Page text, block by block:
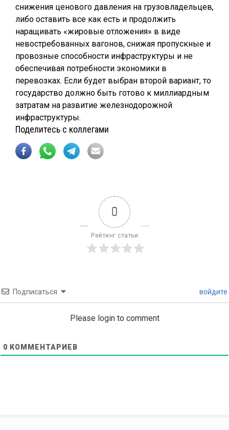
снижения ценового давления на грузовладельцев,
либо оставить все как есть и продолжить
наращивать «жировые отложения» в виде
невостребованных вагонов, снижая пропускные и
провозные способности инфраструктуры и не
обеспечивая потребности экономики в
перевозках. Если будет выбран второй вариант, то
государство должно быть готово к миллиардным
затратам на развитие железнодорожной
инфраструктуры.
Поделитесь с коллегами
0
Рейтинг статьи
Подписаться войдите
Please login to comment
0 КОММЕНТАРИЕВ